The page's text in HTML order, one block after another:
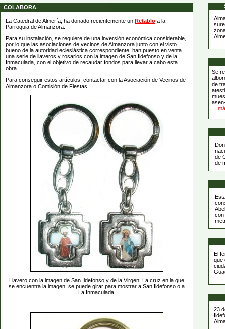
COLABORA
La Catedral de Almería, ha donado recientemente un Retablo a la
Parroquia de Almanzora.
Para su instalación, se requiere de una inversión económica considerable,
por lo que las asociaciones de vecinos de Almanzora junto con el visto
bueno de la autoridad eclesiástica correspondiente, han puesto en venta
una serie de llaveros y rosarios con la imagen de San Ildefonso y de la
Inmaculada, con el objetivo de recaudar fondos para llevar a cabo esta
obra.
Para conseguir estos artículos, contactar con la Asociación de Vecinos de
Almanzora o Comisión de Fiestas.
Llavero con la imagen de San Ildefonso y de la Virgen. La cruz en la que
se encuentra la imagen, se puede girar para mostrar a San Ildefonso o a
La Inmaculada.
Se
de
de
de
con
El
que
23